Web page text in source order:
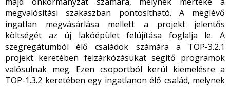
megvalósítási szakaszban pontosítható. A meglévő
ingatlan megvásárlása mellett a projekt jelentős
költségét az új lakóépület felújítása foglalja le. A
szegregátumból élő családok számára a TOP-3.2.1
projekt keretében felzárkózásukat segítő programok
valósulnak meg. Ezen csoportból kerül kiemelésre a
TOP-1.3.2 keretében egy ingatlanon élő család, melynek